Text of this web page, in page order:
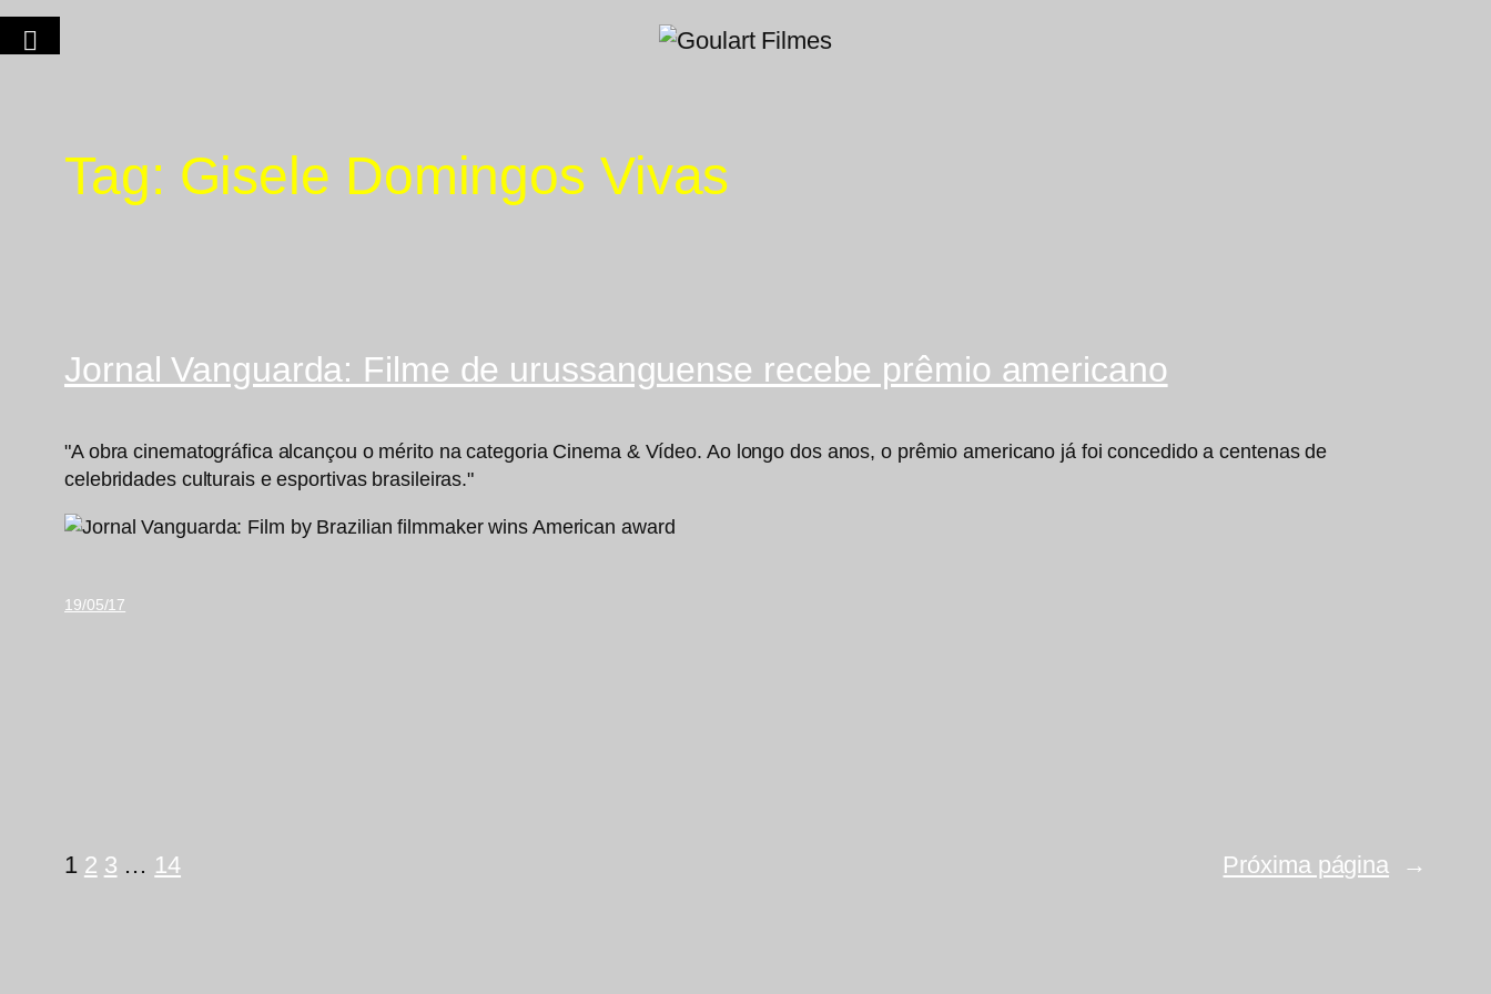
Tag: Gisele Domingos Vivas
Jornal Vanguarda: Filme de urussanguense recebe prêmio americano
"A obra cinematográfica alcançou o mérito na categoria Cinema & Vídeo. Ao longo dos anos, o prêmio americano já foi concedido a centenas de
celebridades culturais e esportivas brasileiras."
19/05/17
1 2 3 … 14 Próxima página →